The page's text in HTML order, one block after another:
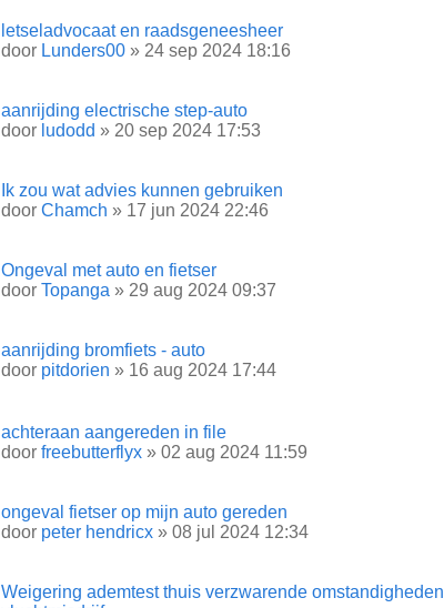
letseladvocaat en raadsgeneesheer
door Lunders00 » 24 sep 2024 18:16
aanrijding electrische step-auto
door ludodd » 20 sep 2024 17:53
Ik zou wat advies kunnen gebruiken
door Chamch » 17 jun 2024 22:46
Ongeval met auto en fietser
door Topanga » 29 aug 2024 09:37
aanrijding bromfiets - auto
door pitdorien » 16 aug 2024 17:44
achteraan aangereden in file
door freebutterflyx » 02 aug 2024 11:59
ongeval fietser op mijn auto gereden
door peter hendricx » 08 jul 2024 12:34
Weigering ademtest thuis verzwarende omstandigheden